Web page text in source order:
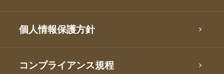
個人情報保護方針
コンプライアンス規程